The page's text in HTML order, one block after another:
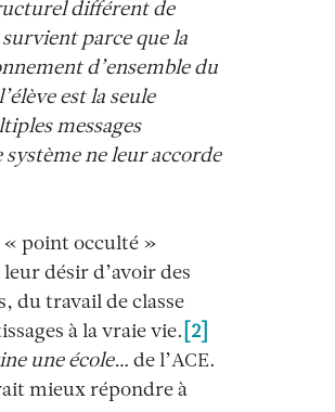
différent de
parce que la
d’ensemble du
est la seule
messages
ne leur accorde
« point occulté »
désir d’avoir des
du travail de classe
à la vraie vie. [2]
une école… de l’ACE.
mieux répondre à